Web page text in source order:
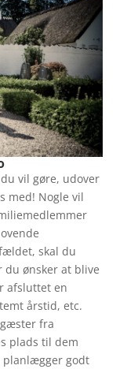
vil gøre, udover
med! Nogle vil
skal du
ønsker at blive
afsluttet en
årstid, etc.
fra
plads til dem
planlægger godt